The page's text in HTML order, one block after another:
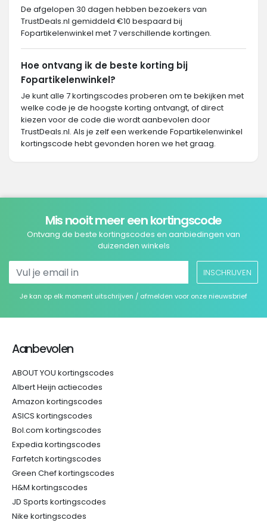
De afgelopen 30 dagen hebben bezoekers van
TrustDeals.nl gemiddeld €10 bespaard bij
Fopartikelenwinkel met 7 verschillende kortingen.
Hoe ontvang ik de beste korting bij
Fopartikelenwinkel?
Je kunt alle 7 kortingscodes proberen om te bekijken met
welke code je de hoogste korting ontvangt, of direct
kiezen voor de code die wordt aanbevolen door
TrustDeals.nl. Als je zelf een werkende Fopartikelenwinkel
kortingscode hebt gevonden horen we het graag.
Mis nooit meer een kortingscode
Ontvang de beste kortingscodes en aanbiedingen van
duizenden winkels
INSCHRIJVEN
Je kan op elk moment uitschrijven / afmelden voor onze nieuwsbrief
Aanbevolen
ABOUT YOU kortingscodes
Albert Heijn actiecodes
Amazon kortingscodes
ASICS kortingscodes
Bol.com kortingscodes
Expedia kortingscodes
Farfetch kortingscodes
Green Chef kortingscodes
H&M kortingscodes
JD Sports kortingscodes
Nike kortingscodes